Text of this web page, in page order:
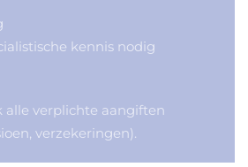
kennis nodig
alle verplichte aangiften
verzekeringen).